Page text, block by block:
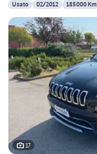
Usato
02/2012 185000 Km
17